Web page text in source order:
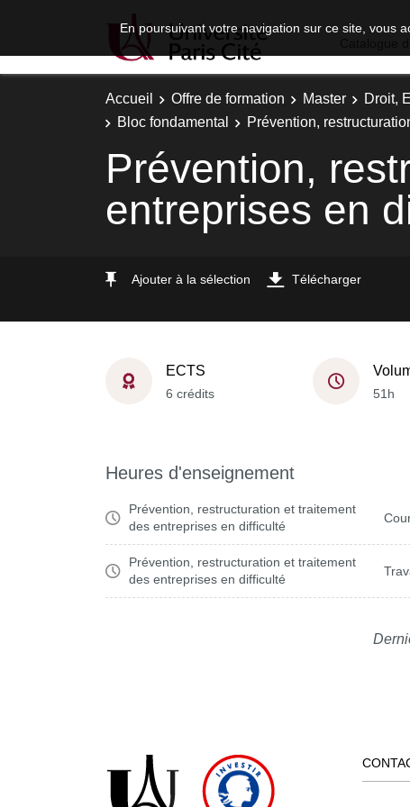
En poursuivant votre navigation sur ce site, vous
Accueil Offre de formation Master Droit,
Bloc fondamental
Prévention,
Prévention,
entreprises en
Ajouter à la sélection Télécharger
ECTS
6 crédits 51h
Heures d'enseignement
Prévention, restructuration et traitement
des entreprises en difficulté
Prévention, restructuration et traitement
des entreprises en difficulté